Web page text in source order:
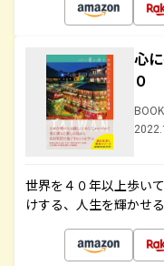
心
０
世界を４０年以上歩い
けする、人生を輝かせ